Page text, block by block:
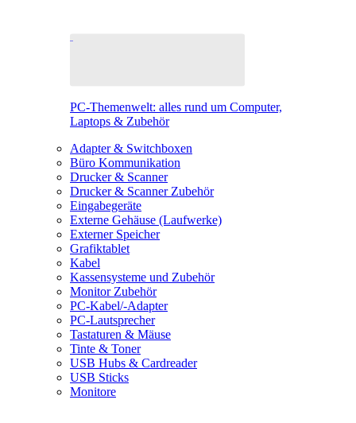
PC-Themenwelt: alles rund um Computer,
Laptops & Zubehör
Adapter & Switchboxen
Büro Kommunikation
Drucker & Scanner
Drucker & Scanner Zubehör
Eingabegeräte
Externe Gehäuse (Laufwerke)
Externer Speicher
Grafiktablet
Kabel
Kassensysteme und Zubehör
Monitor Zubehör
PC-Kabel/-Adapter
PC-Lautsprecher
Tastaturen & Mäuse
Tinte & Toner
USB Hubs & Cardreader
USB Sticks
Monitore